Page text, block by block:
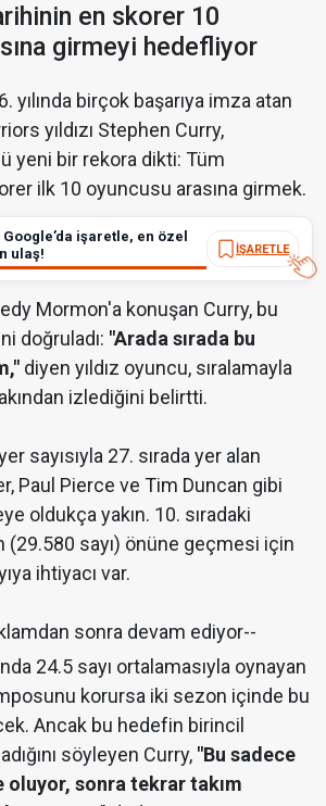
en skorer 10
girmeyi hedefliyor
yılında birçok başarıya imza atan
yıldızı Stephen Curry,
yeni bir rekora dikti: Tüm
ilk 10 oyuncusu arasına girmek.
işaretle, en özel
ulaş!
İŞARETLE
Mormon'a konuşan Curry, bu
doğruladı: "Arada sırada bu
diyen yıldız oyuncu, sıralamayla
izlediğini belirtti.
sayısıyla 27. sırada yer alan
Paul Pierce ve Tim Duncan gibi
oldukça yakın. 10. sıradaki
(29.580 sayı) önüne geçmesi için
ihtiyacı var.
sonra devam ediyor--
24.5 sayı ortalamasıyla oynayan
korursa iki sezon içinde bu
Ancak bu hedefin birincil
söyleyen Curry, "Bu sadece
oluyor, sonra tekrar takım